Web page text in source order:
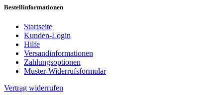
Bestellinformationen
Startseite
Kunden-Login
Hilfe
Versandinformationen
Zahlungsoptionen
Muster-Widerrufsformular
Vertrag widerrufen